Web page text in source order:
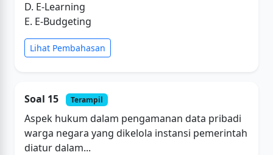
D. E-Learning
E. E-Budgeting
Lihat Pembahasan
Soal 15 Terampil
Aspek hukum dalam pengamanan data pribadi
warga negara yang dikelola instansi pemerintah
diatur dalam...